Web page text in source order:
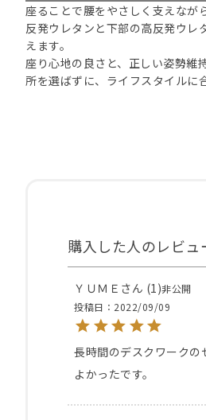
座ることで腰をやさしく支えなが
反発ウレタンと下部の高反発ウレ
えます。
座り心地の良さと、正しい姿勢維
所を選ばずに、ライフスタイルに
ＹＵＭＥ 1 非公開
投稿日
2022/09/09
長時間のデスクワークの
よかったです。